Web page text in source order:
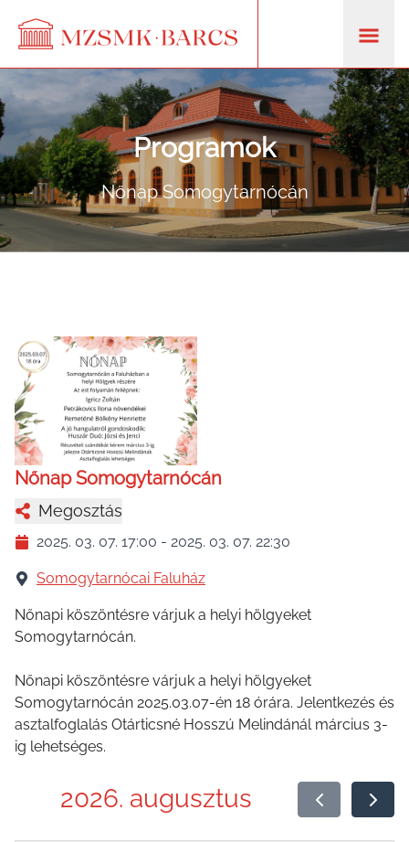
Programok
Nőnap Somogytarnócán
Nőnap Somogytarnócán
Megosztás
2025. 03. 07. 17:00 - 2025. 03. 07. 22:30
Somogytarnócai Faluház
Nőnapi köszöntésre várjuk a helyi hölgyeket
Somogytarnócán.
Nőnapi köszöntésre várjuk a helyi hölgyeket
Somogytarnócán 2025.03.07-én 18 órára. Jelentkezés és
asztalfoglalás Otárticsné Hosszú Melindánál március 3-
ig lehetséges.
2026. augusztus